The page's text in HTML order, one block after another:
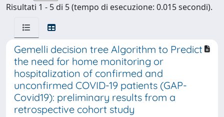
Risultati 1 - 5 di 5 (tempo di esecuzione: 0.015 secondi).
Gemelli decision tree Algorithm to Predict
the need for home monitoring or
hospitalization of confirmed and
unconfirmed COVID-19 patients (GAP-
Covid19): preliminary results from a
retrospective cohort study